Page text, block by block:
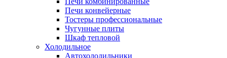
Печи конвейерные
Тостеры профессиональные
Чугунные плиты
Шкаф тепловой
Холодильное
Автохолодильники